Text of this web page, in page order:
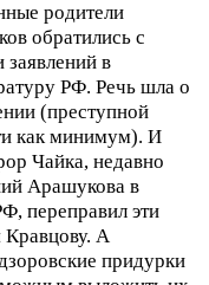
родители
обратились с
заявлений в
РФ. Речь шла о
(преступной
как минимум). И
Чайка, недавно
Арашукова в
переправил эти
Кравцову. А
придурки